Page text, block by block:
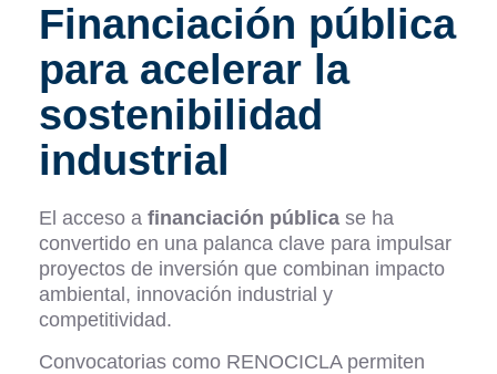
Financiación pública
para acelerar la
sostenibilidad
industrial
El acceso a financiación pública se ha
convertido en una palanca clave para impulsar
proyectos de inversión que combinan impacto
ambiental, innovación industrial y
competitividad.
Convocatorias como RENOCICLA permiten